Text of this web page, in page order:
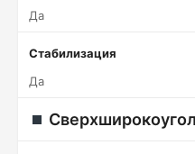
Да
Стабилизация
Да